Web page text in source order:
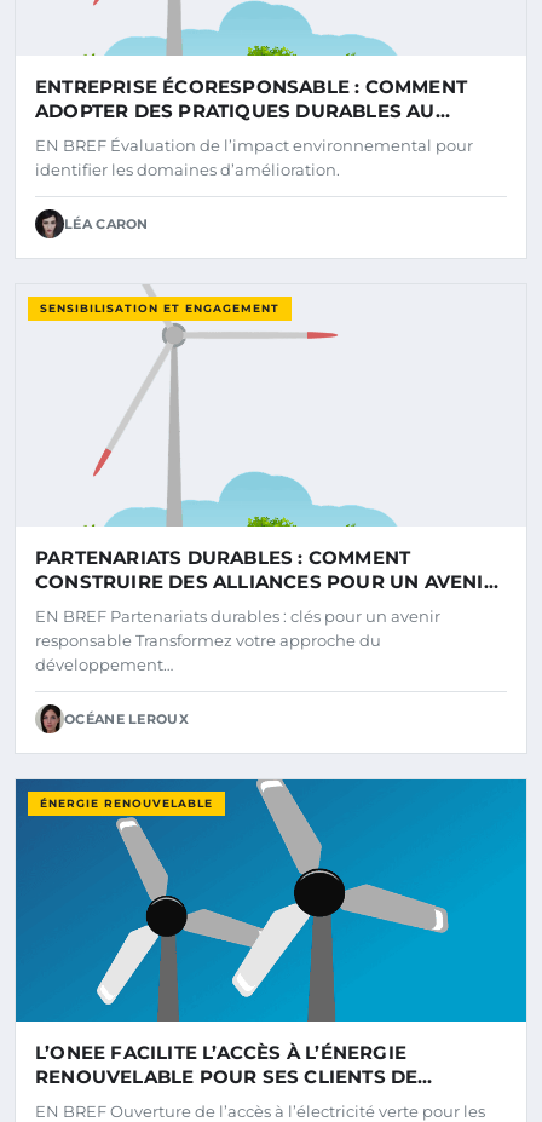
ENTREPRISE ÉCORESPONSABLE : COMMENT
ADOPTER DES PRATIQUES DURABLES AU
QUOTIDIEN
EN BREF Évaluation de l’impact environnemental pour
identifier les domaines d’amélioration.
LÉA CARON
SENSIBILISATION ET ENGAGEMENT
PARTENARIATS DURABLES : COMMENT
CONSTRUIRE DES ALLIANCES POUR UN AVENIR
RESPONSABLE
EN BREF Partenariats durables : clés pour un avenir
responsable Transformez votre approche du
développement…
OCÉANE LEROUX
ÉNERGIE RENOUVELABLE
L’ONEE FACILITE L’ACCÈS À L’ÉNERGIE
RENOUVELABLE POUR SES CLIENTS DE
MOYENNE TENSION
EN BREF Ouverture de l’accès à l’électricité verte pour les